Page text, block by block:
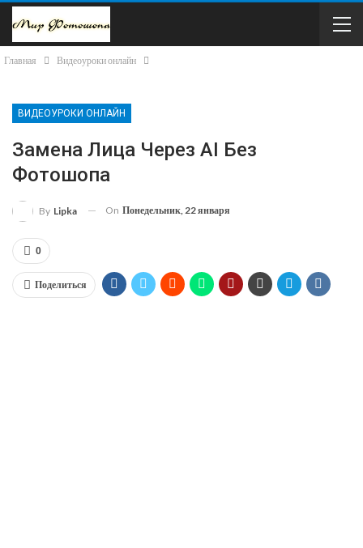
Главная Видеоуроки онлайн
ВИДЕОУРОКИ ОНЛАЙН
Замена Лица Через AI Без
Фотошопа
By Lipka On Понедельник, 22 января
0
Поделиться